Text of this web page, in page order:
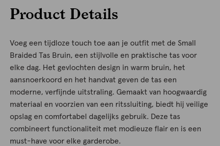
Product Details
Voeg een tijdloze touch toe aan je outfit met de Small
Braided Tas Bruin, een stijlvolle en praktische tas voor
elke dag. Het gevlochten design in warm bruin, het
aansnoerkoord en het handvat geven de tas een
moderne, verfijnde uitstraling. Gemaakt van hoogwaardig
materiaal en voorzien van een ritssluiting, biedt hij veilige
opslag en comfortabel dagelijks gebruik. Deze tas
combineert functionaliteit met modieuze flair en is een
must-have voor elke garderobe.